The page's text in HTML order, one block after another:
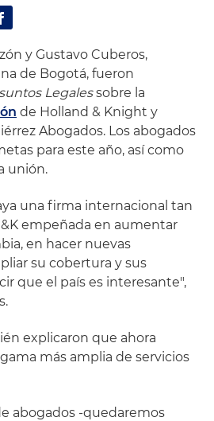
y Gustavo Cuberos,
de Bogotá, fueron
Legalessobre la
de Holland & Knight y
Abogados. Los abogados
para este año, así como
unión.
una firma internacional tan
empeñada en aumentar
en hacer nuevas
su cobertura y sus
que el país es interesante",
explicaron que ahora
más amplia de servicios
abogados -quedaremos